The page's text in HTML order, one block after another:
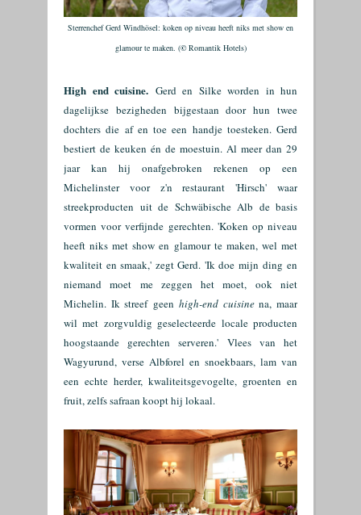
Sterrenchef Gerd Windhösel: koken op niveau heeft niks met show en
glamour te maken. (©Romantik Hotels)
High end cuisine. Gerd en Silke worden in hun
dagelijkse bezigheden bijgestaan door hun twee
dochters die af en toe een handje toesteken. Gerd
bestiert de keuken én de moestuin. Al meer dan 29
jaar kan hij onafgebroken rekenen op een
Michelinster voor z'n restaurant 'Hirsch' waar
streekproducten uit de Schwäbische Alb de basis
vormen voor verfijnde gerechten. 'Koken op niveau
heeft niks met show en glamour te maken, wel met
kwaliteit en smaak,' zegt Gerd. 'Ik doe mijn ding en
niemand moet me zeggen het moet, ook niet
Michelin. Ik streefgeen high-end cuisinena, maar
wil met zorgvuldig geselecteerde locale producten
hoogstaande gerechten serveren.' Vlees van het
Wagyurund, verse Albforel en snoekbaars, lam van
een echte herder, kwaliteitsgevogelte, groenten en
fruit, zelfs safraan koopt hij lokaal.